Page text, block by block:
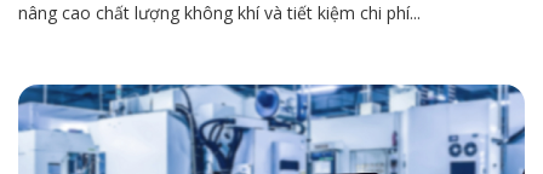
nâng cao chất lượng không khí và tiết kiệm chi phí...